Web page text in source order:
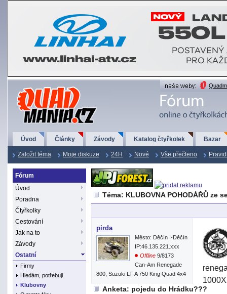
QuadMania.cz
Úvod Články Závody Katalog čtyřkolek Bazar
Založit téma Moje diskuze 24H Nové Vše přečteno
Fórum
Úvod
Poradna
Čtyřkolky
Cestování
Jak na to
Závody
Ostatní
Firmy
Hledám, potřebuji
Klubovny
Téma: KLUBOVNA POHODÁŘŮ ze
pirda
Město: Děčín I-Děčín
IP:46.135.221.xxx
Offline 9/8173
Can-Am Renegade
800, Suzuki LT-A 750 King Quad 4x4
Anketa: pojedu do Hrádku???